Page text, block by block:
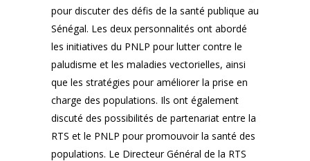
pour discuter des défis de la santé publique au
Sénégal. Les deux personnalités ont abordé
les initiatives du PNLP pour lutter contre le
paludisme et les maladies vectorielles, ainsi
que les stratégies pour améliorer la prise en
charge des populations. Ils ont également
discuté des possibilités de partenariat entre la
RTS et le PNLP pour promouvoir la santé des
populations. Le Directeur Général de la RTS